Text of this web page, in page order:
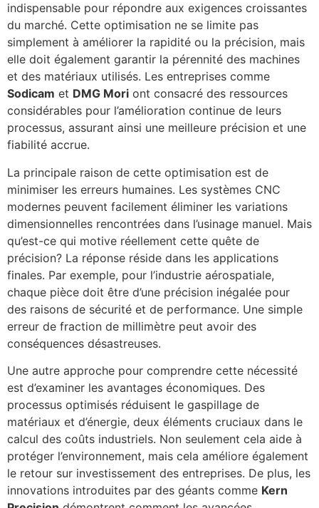
indispensable pour répondre aux exigences croissantes
du marché. Cette optimisation ne se limite pas
simplement à améliorer la rapidité ou la précision, mais
elle doit également garantir la pérennité des machines
et des matériaux utilisés. Les entreprises comme
Sodicam et DMG Mori ont consacré des ressources
considérables pour l’amélioration continue de leurs
processus, assurant ainsi une meilleure précision et une
fiabilité accrue.
La principale raison de cette optimisation est de
minimiser les erreurs humaines. Les systèmes CNC
modernes peuvent facilement éliminer les variations
dimensionnelles rencontrées dans l’usinage manuel. Mais
qu’est-ce qui motive réellement cette quête de
précision? La réponse réside dans les applications
finales. Par exemple, pour l’industrie aérospatiale,
chaque pièce doit être d’une précision inégalée pour
des raisons de sécurité et de performance. Une simple
erreur de fraction de millimètre peut avoir des
conséquences désastreuses.
Une autre approche pour comprendre cette nécessité
est d’examiner les avantages économiques. Des
processus optimisés réduisent le gaspillage de
matériaux et d’énergie, deux éléments cruciaux dans le
calcul des coûts industriels. Non seulement cela aide à
protéger l’environnement, mais cela améliore également
le retour sur investissement des entreprises. De plus, les
innovations introduites par des géants comme Kern